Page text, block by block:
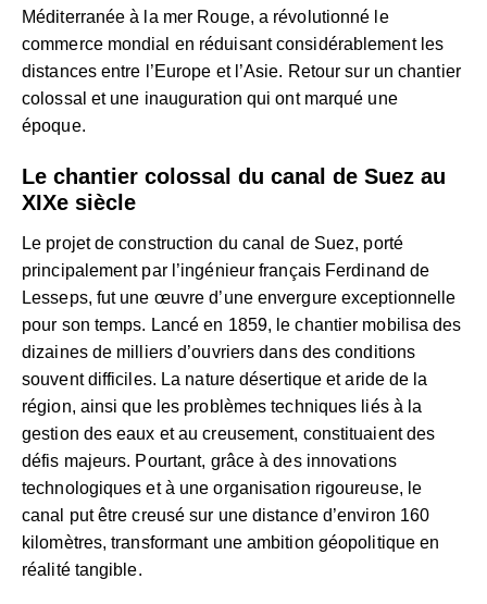
Méditerranée à la mer Rouge, a révolutionné le
commerce mondial en réduisant considérablement les
distances entre l’Europe et l’Asie. Retour sur un chantier
colossal et une inauguration qui ont marqué une
époque.
Le chantier colossal du canal de Suez au
XIXe siècle
Le projet de construction du canal de Suez, porté
principalement par l’ingénieur français Ferdinand de
Lesseps, fut une œuvre d’une envergure exceptionnelle
pour son temps. Lancé en 1859, le chantier mobilisa des
dizaines de milliers d’ouvriers dans des conditions
souvent difficiles. La nature désertique et aride de la
région, ainsi que les problèmes techniques liés à la
gestion des eaux et au creusement, constituaient des
défis majeurs. Pourtant, grâce à des innovations
technologiques et à une organisation rigoureuse, le
canal put être creusé sur une distance d’environ 160
kilomètres, transformant une ambition géopolitique en
réalité tangible.